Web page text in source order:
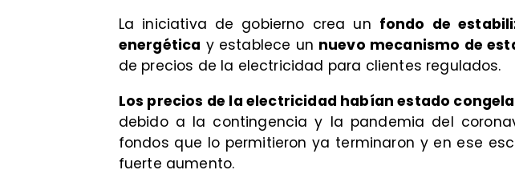
La iniciativa de gobierno crea un fondo de
energética y establece un nuevo mecanismo de
de precios de la electricidad para clientes regulados.
Los precios de la electricidad habían estado
debido a la contingencia y la pandemia del
fondos que lo permitieron ya terminaron y en ese
fuerte aumento.